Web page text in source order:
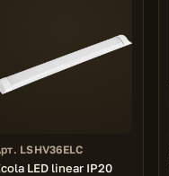
LSHV36ELC
LED linear IP20